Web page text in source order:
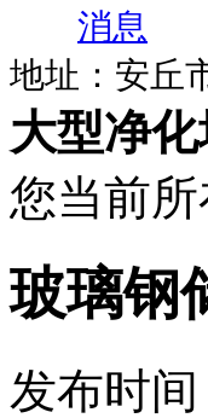
地址：安丘
大型净
您当前所
玻璃钢
发布时